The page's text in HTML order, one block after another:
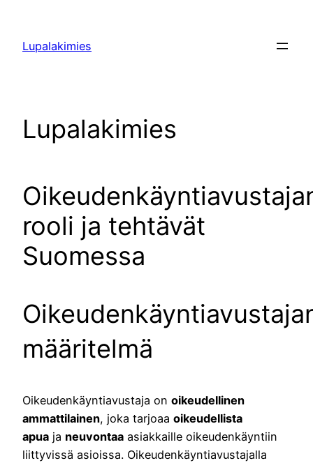
Lupalakimies
Lupalakimies
rooli ja tehtävät
Suomessa
määritelmä
Oikeudenkäyntiavustaja on oikeudellinen
ammattilainen, joka tarjoaa oikeudellista
apua ja neuvontaa asiakkaille oikeudenkäyntiin
liittyvissä asioissa. Oikeudenkäyntiavustajalla